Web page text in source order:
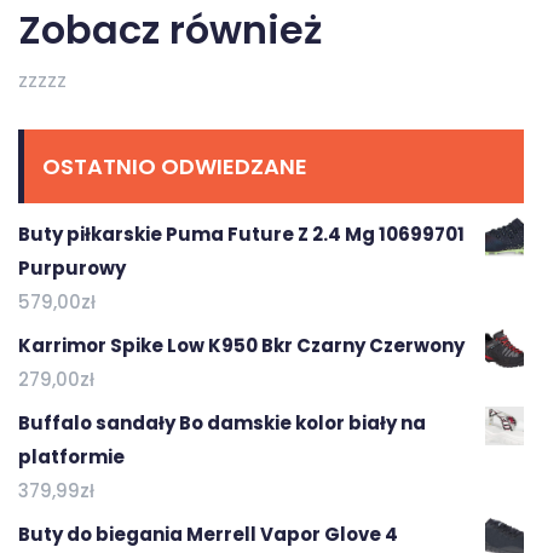
Zobacz również
zzzzz
OSTATNIO ODWIEDZANE
Buty piłkarskie Puma Future Z 2.4 Mg 10699701
Purpurowy
579,00zł
Karrimor Spike Low K950 Bkr Czarny Czerwony
279,00zł
Buffalo sandały Bo damskie kolor biały na
platformie
379,99zł
Buty do biegania Merrell Vapor Glove 4